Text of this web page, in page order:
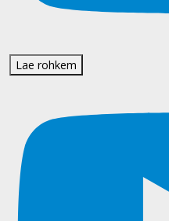
Lae rohkem